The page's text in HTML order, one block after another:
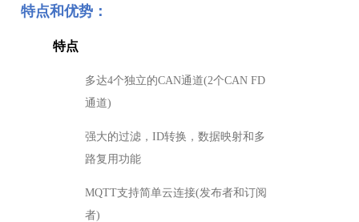
特点和优势：
特点
多达4个独立的CAN通道(2个CAN FD
通道)
强大的过滤，ID转换，数据映射和多
路复用功能
MQTT支持简单云连接(发布者和订阅
者)